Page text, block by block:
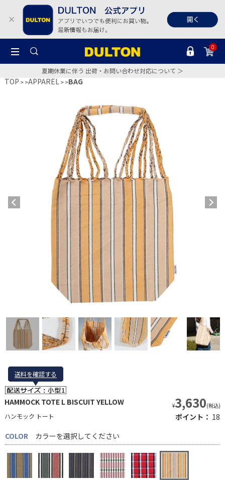
0
夏期休業に伴う 出荷・お問い合わせ対応について ＞
TOP >APPAREL >BAG
送料を確認する
送料を確認する
HAMMOCK TOTE L BISCUIT YELLOW
ハンモック トート
¥3,630(税込)
ポイント： 18
COLOR
カラーを選択してください